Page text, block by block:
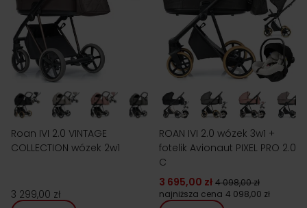
Roan IVI 2.0 VINTAGE
COLLECTION wózek 2w1
3 299,00 zł
ROAN IVI 2.0 wózek 3w1 +
fotelik Avionaut PIXEL PRO 2.0
C
3 695,00 zł 4 098,00 zł
najniższa cena 4 098,00 zł